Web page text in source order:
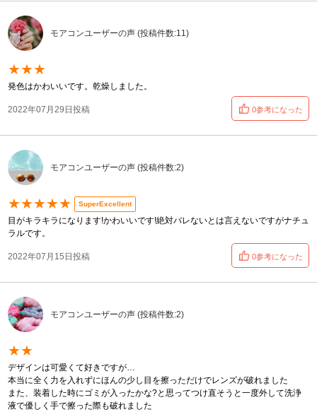
モアコンユーザーの声 (投稿件数:11)
★★★
発色はかわいいです。乾燥しました。
2022年07月29日投稿 0参考になった
モアコンユーザーの声 (投稿件数:2)
★★★★★ SuperExcellent
目がキラキラになります!かわいいです!絶対バレないとは言えないですがナチュ
ラルです。
2022年07月15日投稿 0参考になった
モアコンユーザーの声 (投稿件数:2)
★★
デザインは可愛くて好きですが…
本当に全く力を入れずにほんの少し目を擦っただけでレンズが破れました
また、装着した時にゴミが入ったかな?と思ってつけ直そうと一度外して洗浄
液で優しく手で擦った際も破れました